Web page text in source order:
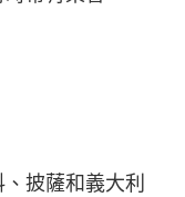
披薩和義大利